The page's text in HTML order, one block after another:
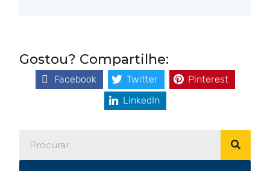
Gostou? Compartilhe:
Facebook Twitter
Pinterest
LinkedIn